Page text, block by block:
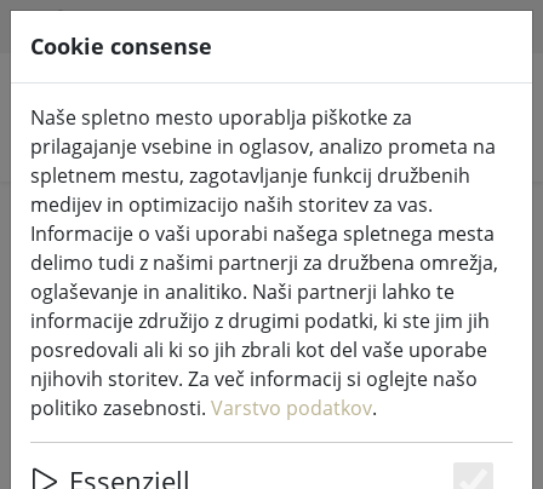
Iskanje izdelkov
Home %Prodaja
Zvon za gašenje cone BOSTON mat
iz nerjavečega jekla
Cookie consense
Naše spletno mesto uporablja piškotke za
prilagajanje vsebine in oglasov, analizo prometa na
spletnem mestu, zagotavljanje funkcij družbenih
medijev in optimizacijo naših storitev za vas.
Informacije o vaši uporabi našega spletnega mesta
delimo tudi z našimi partnerji za družbena omrežja,
oglaševanje in analitiko. Naši partnerji lahko te
informacije združijo z drugimi podatki, ki ste jim jih
posredovali ali ki so jih zbrali kot del vaše uporabe
njihovih storitev. Za več informacij si oglejte našo
politiko zasebnosti. Varstvo podatkov.
Essenziell